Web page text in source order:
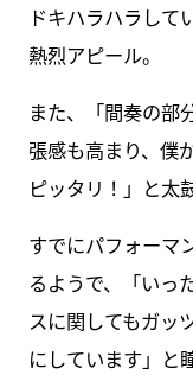
ドキハラハラして
熱烈アピール。
また、「間奏の部
張感も高まり、僕
ピッタリ！」と太
すでにパフォーマ
るようで、「いっ
スに関してもガッ
にしています」と